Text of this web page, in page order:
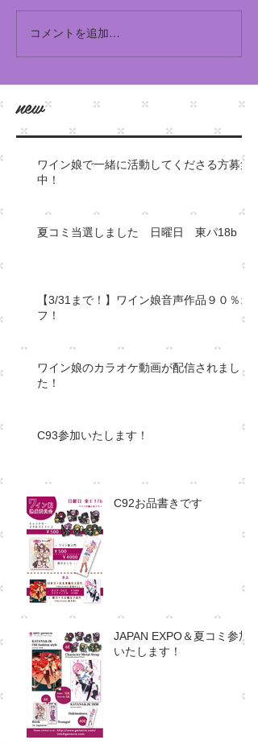
コメントを追加…
​new
ワイン娘で一緒に活動してくださる方募集
中！
夏コミ当選しました 日曜日 東パ18b
【3/31まで！】ワイン娘音声作品９０％オ
フ！
ワイン娘のカラオケ動画が配信されまし
た！
C93参加いたします！
C92お品書きです
JAPAN EXPO＆夏コミ参加
いたします！